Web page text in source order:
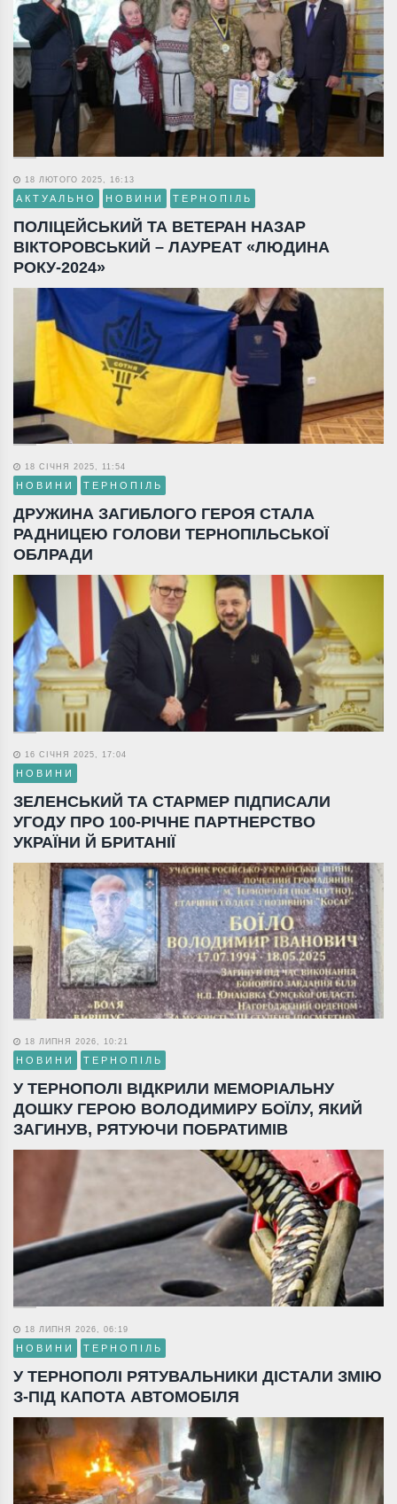
18 ЛЮТОГО 2025, 16:13
АКТУАЛЬНО НОВИНИ ТЕРНОПІЛЬ
ПОЛІЦЕЙСЬКИЙ ТА ВЕТЕРАН НАЗАР
ВІКТОРОВСЬКИЙ – ЛАУРЕАТ «ЛЮДИНА
РОКУ-2024»
18 СІЧНЯ 2025, 11:54
НОВИНИ ТЕРНОПІЛЬ
ДРУЖИНА ЗАГИБЛОГО ГЕРОЯ СТАЛА
РАДНИЦЕЮ ГОЛОВИ ТЕРНОПІЛЬСЬКОЇ
ОБЛРАДИ
16 СІЧНЯ 2025, 17:04
НОВИНИ
ЗЕЛЕНСЬКИЙ ТА СТАРМЕР ПІДПИСАЛИ
УГОДУ ПРО 100-РІЧНЕ ПАРТНЕРСТВО
УКРАЇНИ Й БРИТАНІЇ
18 ЛИПНЯ 2026, 10:21
НОВИНИ ТЕРНОПІЛЬ
У ТЕРНОПОЛІ ВІДКРИЛИ МЕМОРІАЛЬНУ
ДОШКУ ГЕРОЮ ВОЛОДИМИРУ БОЇЛУ, ЯКИЙ
ЗАГИНУВ, РЯТУЮЧИ ПОБРАТИМІВ
18 ЛИПНЯ 2026, 06:19
НОВИНИ ТЕРНОПІЛЬ
У ТЕРНОПОЛІ РЯТУВАЛЬНИКИ ДІСТАЛИ ЗМІЮ
З-ПІД КАПОТА АВТОМОБІЛЯ